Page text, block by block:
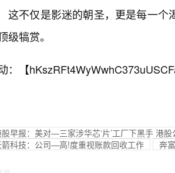
这不仅是影迷的朝圣，更是每一个
级犒赏。
：【
早报：美对—三家涉华芯‘片’工厂下黑手 港
箭科技：公司—高!度重视账款回收工作
奔